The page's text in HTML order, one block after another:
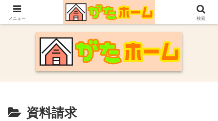
30代施主が自身の新潟での家づくり体験や参考にした情報についてまとめてい
ます。
資料請求
メニュー 検索